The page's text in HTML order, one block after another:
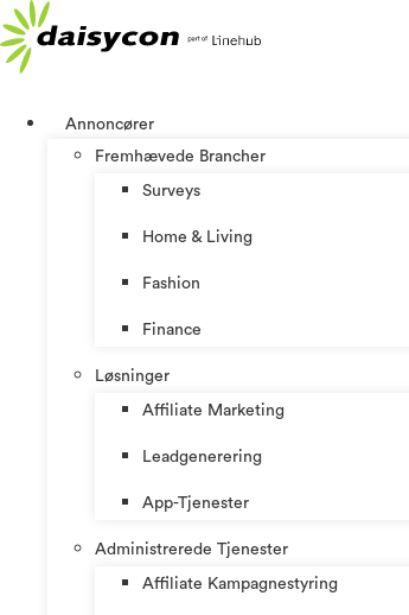
Videre
til
indhold
Annoncører
Fremhævede Brancher
Surveys
Home & Living
Fashion
Finance
Løsninger
Affiliate Marketing
Leadgenerering
App-Tjenester
Administrerede Tjenester
Affiliate Kampagnestyring